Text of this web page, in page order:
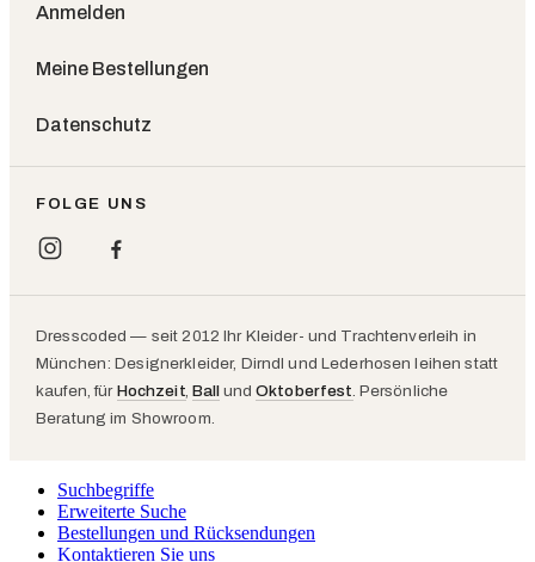
Anmelden
Meine Bestellungen
Datenschutz
FOLGE UNS
Dresscoded — seit 2012 Ihr Kleider- und Trachtenverleih in
München: Designerkleider, Dirndl und Lederhosen leihen statt
kaufen, für Hochzeit, BallundOktoberfest . Persönliche
Beratung im Showroom.
Suchbegriffe
Erweiterte Suche
Bestellungen und Rücksendungen
Kontaktieren Sie uns